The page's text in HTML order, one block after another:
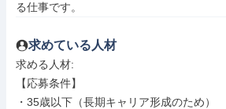
る仕事です。
求めている人材
求める人材:
【応募条件】
・35歳以下（長期キャリア形成のため）